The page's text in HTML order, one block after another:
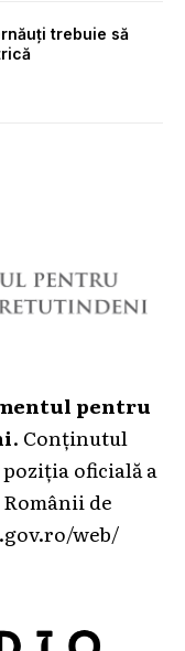
trebuie să
pentru
. Conținutul
oficială a
de
web/